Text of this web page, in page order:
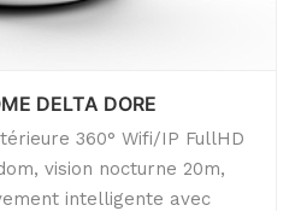
DELTA DORE
360° Wifi/IP FullHD
vision nocturne 20m,
intelligente avec